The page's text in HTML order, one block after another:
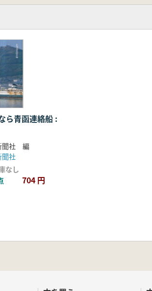
ら青函連絡船 :
聞社 編
聞社
なし
704 円